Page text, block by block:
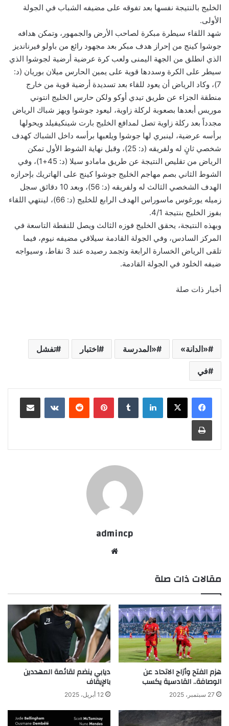
الخليج بالنتيجة نفسها بعد تفوقه على مضيفه الشباب في الجولة
الأولى.
شهد اللقاء سيطرة مبكرة لصاحب الأرض والجمهور، وتمكن هدافه
جوشوا كينج من إحراز هدف مبكر بعد مجهود رائع من باولو فيرنانديز
الذي انطلق من الجهة اليمنى ولعب كرة عرضية أرضية لجوشوا الذي
سيطر على الكرة وسددها قوية على يمين الحارس ميلان بوريان (د:
7)، وكاد الرياض أن يعود للقاء بعد تسديدة أرضية قوية من خارج
منطقة الجزاء عن طريق تيدي أوكو ولكن حارس الخليج انتوني
موريس أبعدها بصعوبة لركلة زاوية، ليعود جوشوا ويهز شباك الرياض
مجدداً بعد ركلة زاوية تصل لمدافع الخليج بارت شينكيفيلد ويحولها
برأسه عرضية، لينبري لها جوشوا ويلعبها برأسه داخل الشباك كهدف
شخصي ثانٍ له ولفريقه (د: 25)، وقبل نهاية الشوط الأول تمكن
الرياض من تقليص النتيجة عن طريق مامادو سيلا (د: 45+1)، وفي
الشوط الثاني بصم مهاجم الخليج جوشوا كينج على الهاتريك بإحرازه
الهدف الشخصي الثالث له ولفريقه (د: 56)، وبعد 10 دقائق سجل
زميله يورغوس ماسوراس الهدف الرابع للخليج (د: 66)، لينتهي اللقاء
بفوز الخليج بنتيجة 4/1.
وبهذه النتيجة، يحقق الخليج فوزه الثالث ويصل للنقطة التاسعة في
المركز السادس، وفي الجولة القادمة سيلاقي مضيفه نيوم، فيما
تلقى الرياض الخسارة الرابعة وتجمد رصيده عند 3 نقاط، وسيواجه
ضيفه الخلود في الجولة القادمة.
أخبار ذات صلة
«الدانة» «المدرسة اختبار تفشل
في
لينكدإن بينتيريست
admincp
مقالات ذات صلة
هزم الفتح وأزاح الاتحاد عن
الوصافة.. القادسية يكسب
27 سبتمبر، 2025
ديابي ينضم لقائمة المهددين
بالإيقاف
12 أبريل، 2025